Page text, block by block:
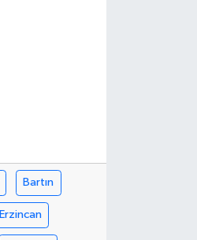
Bartın
Erzincan